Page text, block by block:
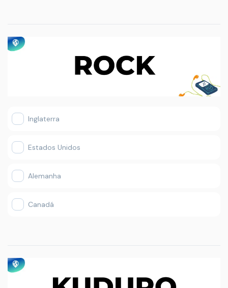
Inglaterra
Estados Unidos
Alemanha
Canadá